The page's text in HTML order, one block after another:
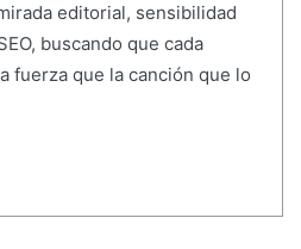
editorial, sensibilidad
buscando que cada
fuerza que la canción que lo